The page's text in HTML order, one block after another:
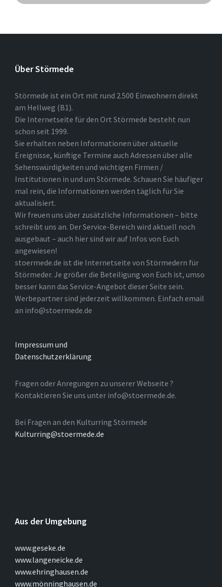
Über Störmede
Störmede ist ein Ort mit rund 2.500 Einwohnern direkt
am Hellweg (B1).
Die Internetseite für den Ort Störmede besteht nun
schon seit 1999.
Sie erhalten neben Informationen über aktuelle
Ereignisse, künftige Termine auch Adressen über alle
Sehenswürdigkeiten und wichtigen Firmen /
Institutionen in und um Störmede. Schauen Sie häufiger
mal rein, die Informationen werden täglich für Sie
aktualisiert.
Wir freuen uns über zusätzliche Informationen – bitte
schreibt uns an. Der Service-Bereich wird aktuell noch
ausgebaut – auch hier sind wir auf Infos von Euch
angewiesen!
stoermede.de ist die Internetseite von Störmedern für
Störmeder. Je größer die Beteiligung von Euch ist, umso
besser kann das Service-Angebot dieser Seite sein.
Werbepartner sind jederzeit willkommen. Einfach email
an info@stoermede.de
Impressum und
Datenschutzerklärung
Fragen oder Anregungen zu unserer Webseite ?
Kontaktieren Sie uns unter info@stoermede.de.
Bei Fragen an den Kulturring Störmede
Kulturring@stoermede.de
Aus der Umgebung
www.geseke.de
www.langeneicke.de
www.ehringhausen.de
www.mönninghausen.de